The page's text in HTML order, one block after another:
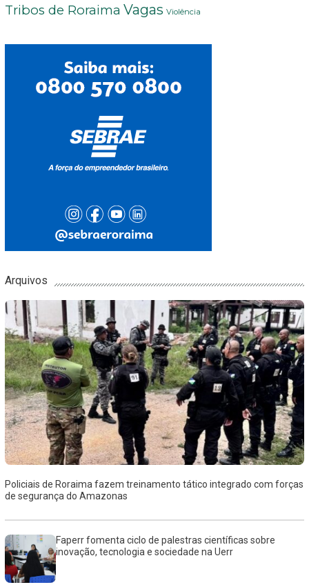
Tribos de Roraima Vagas Violência
Arquivos
Policiais de Roraima fazem treinamento tático integrado com forças
de segurança do Amazonas
Faperr fomenta ciclo de palestras científicas sobre
inovação, tecnologia e sociedade na Uerr